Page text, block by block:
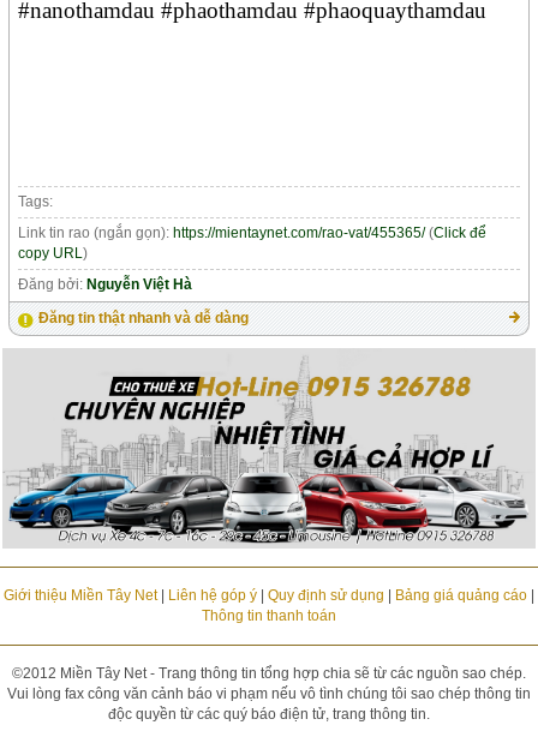
#nanothamdau #phaothamdau #phaoquaythamdau
Tags:
Link tin rao (ngắn gọn):https://mientaynet.com/rao-vat/455365/(Click để
copy URL)
Đăng bởi:Nguyễn Việt Hà
Đăng tin thật nhanh và dễ dàng
Giới thiệu Miền Tây Net| Liên hệ góp ý| Quy định sử dụng | Bảng giá quảng cáo|
Thông tin thanh toán
©2012 Miền Tây Net - Trang thông tin tổng hợp chia sẽ từ các nguồn sao chép.
Vui lòng fax công văn cảnh báo vi phạm nếu vô tình chúng tôi sao chép thông tin
độc quyền từ các quý báo điện tử, trang thông tin.